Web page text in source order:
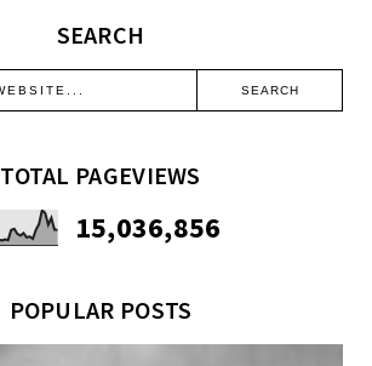
SEARCH
TOTAL PAGEVIEWS
15,036,856
POPULAR POSTS